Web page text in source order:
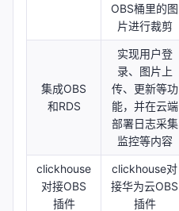
OBS桶里的图
片进行裁剪
集成OBS
和RDS
实现用户登
录、图片上
传、更新等功
能，并在云端
部署日志采集
监控等内容
clickhouse
对接OBS
插件
clickhouse对
接华为云OBS
插件